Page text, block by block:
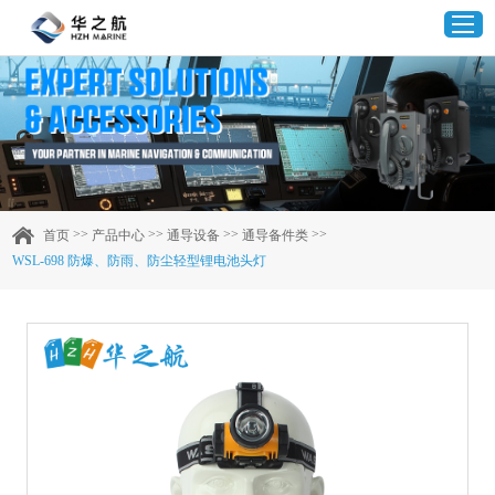
首页
产品中心
企业实力
客户案例
新闻资讯
联系我们
首页 >> 产品中心 >>通导设备 >>通导备件类 >>
WSL-698 防爆、防雨、防尘轻型锂电池头灯